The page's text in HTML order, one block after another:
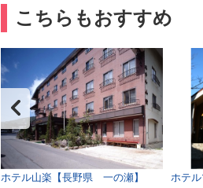
こちらもおすすめ
ホテル山楽【長野県 一の瀬】
ホテ